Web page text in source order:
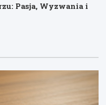
Pasja, Wyzwania i